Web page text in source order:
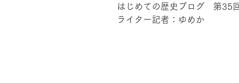
はじめての歴史ブログ　第35
ライター記者：ゆめか